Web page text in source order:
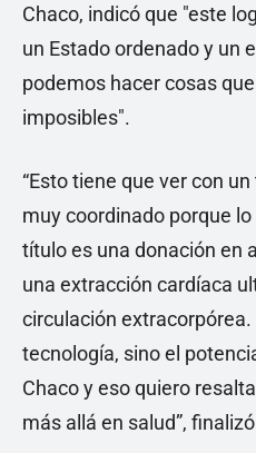
Chaco, indicó que "este
un Estado ordenado y un
podemos hacer cosas
imposibles".
“Esto tiene que ver con
muy coordinado porque lo
título es una donación en
una extracción cardíaca
circulación extracorpórea.
tecnología, sino el
Chaco y eso quiero
más allá en salud”,